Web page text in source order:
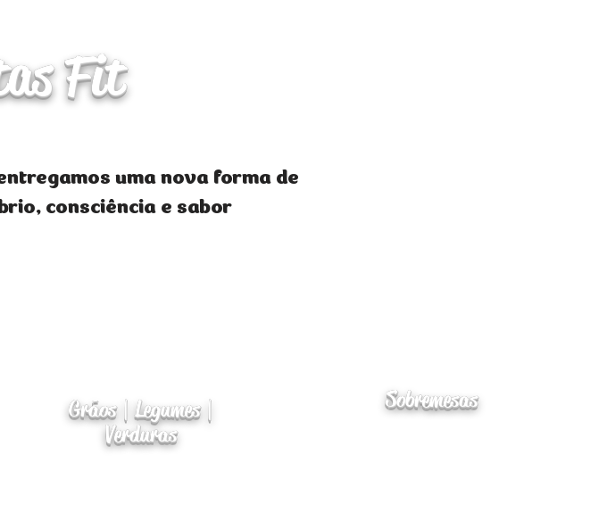
Fit
uma nova forma de
consciência e sabor
Grãos | Legumes |
Verduras
Sobremesas